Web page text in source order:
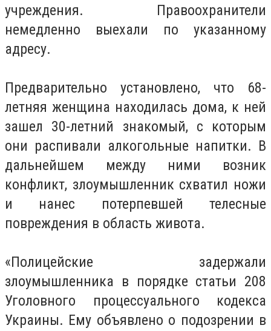
учреждения. Правоохранители
немедленно выехали по указанному
адресу.
Предварительно установлено, что 68-
летняя женщина находилась дома, к ней
зашел 30-летний знакомый, с которым
они распивали алкогольные напитки. В
дальнейшем между ними возник
конфликт, злоумышленник схватил ножи
и нанес потерпевшей телесные
повреждения в область живота.
«Полицейские задержали
злоумышленника в порядке статьи 208
Уголовного процессуального кодекса
Украины. Ему объявлено о подозрении в